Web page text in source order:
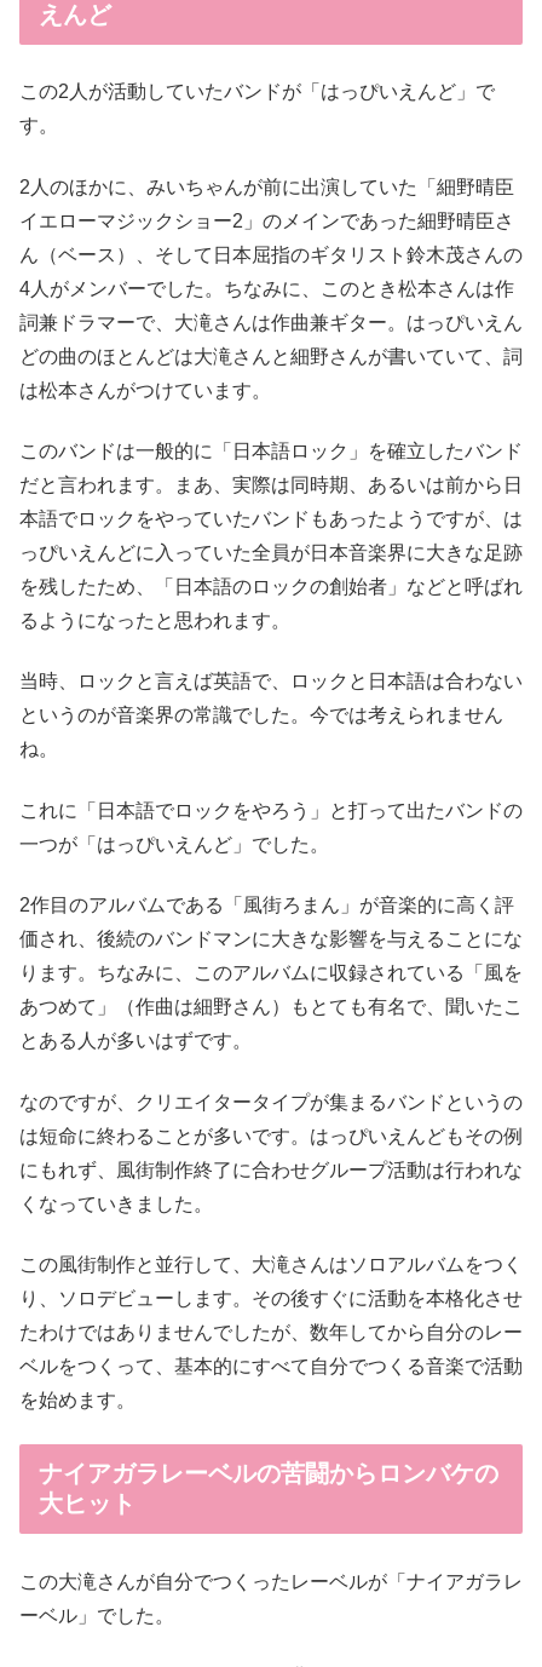
えんど
この2人が活動していたバンドが「はっぴいえんど」で
す。
2人のほかに、みいちゃんが前に出演していた「細野晴臣
イエローマジックショー2」のメインであった細野晴臣さ
ん（ベース）、そして日本屈指のギタリスト鈴木茂さんの
4人がメンバーでした。ちなみに、このとき松本さんは作
詞兼ドラマーで、大滝さんは作曲兼ギター。はっぴいえん
どの曲のほとんどは大滝さんと細野さんが書いていて、詞
は松本さんがつけています。
このバンドは一般的に「日本語ロック」を確立したバンド
だと言われます。まあ、実際は同時期、あるいは前から日
本語でロックをやっていたバンドもあったようですが、は
っぴいえんどに入っていた全員が日本音楽界に大きな足跡
を残したため、「日本語のロックの創始者」などと呼ばれ
るようになったと思われます。
当時、ロックと言えば英語で、ロックと日本語は合わない
というのが音楽界の常識でした。今では考えられません
ね。
これに「日本語でロックをやろう」と打って出たバンドの
一つが「はっぴいえんど」でした。
2作目のアルバムである「風街ろまん」が音楽的に高く評
価され、後続のバンドマンに大きな影響を与えることにな
ります。ちなみに、このアルバムに収録されている「風を
あつめて」（作曲は細野さん）もとても有名で、聞いたこ
とある人が多いはずです。
なのですが、クリエイタータイプが集まるバンドというの
は短命に終わることが多いです。はっぴいえんどもその例
にもれず、風街制作終了に合わせグループ活動は行われな
くなっていきました。
この風街制作と並行して、大滝さんはソロアルバムをつく
り、ソロデビューします。その後すぐに活動を本格化させ
たわけではありませんでしたが、数年してから自分のレー
ベルをつくって、基本的にすべて自分でつくる音楽で活動
を始めます。
ナイアガラレーベルの苦闘からロンバケの
大ヒット
この大滝さんが自分でつくったレーベルが「ナイアガラレ
ーベル」でした。